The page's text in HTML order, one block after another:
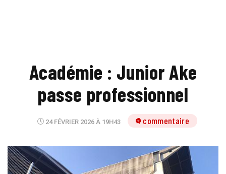
Académie : Junior Ake
passe professionnel
24 FÉVRIER 2026 À 19H43 1 commentaire